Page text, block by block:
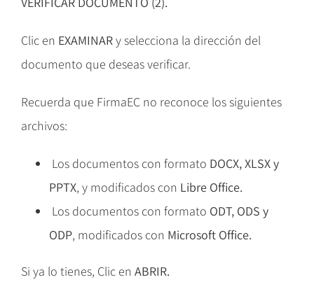
Clic en EXAMINARy selecciona la dirección del
documento que deseas verificar.
Recuerda que FirmaEC no reconoce los siguientes
archivos:
Los documentos con formato DOCX, XLSX y
PPTX, y modificados con Libre Office.
Los documentos con formato ODT, ODS y
ODP, modificados con Microsoft Office.
Si ya lo tienes, Clic en ABRIR.